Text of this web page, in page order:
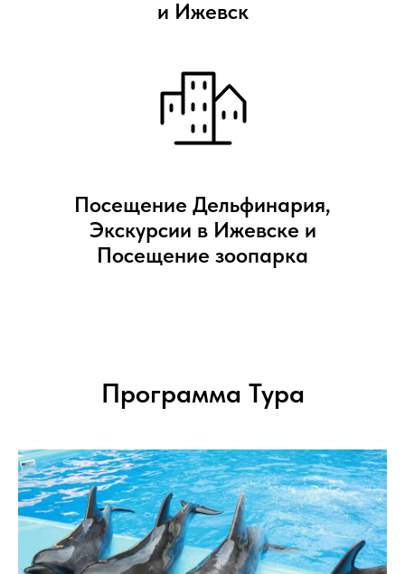
и Ижевск
Посещение Дельфинария,
Экскурсии в Ижевске и
Посещение зоопарка
Программа Тура